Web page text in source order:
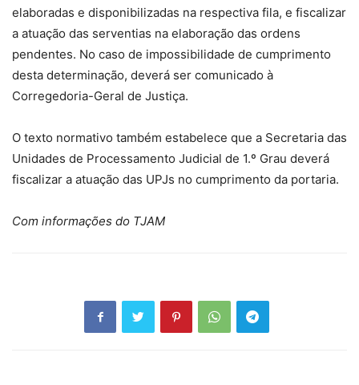
elaboradas e disponibilizadas na respectiva fila, e fiscalizar
a atuação das serventias na elaboração das ordens
pendentes. No caso de impossibilidade de cumprimento
desta determinação, deverá ser comunicado à
Corregedoria-Geral de Justiça.
O texto normativo também estabelece que a Secretaria das
Unidades de Processamento Judicial de 1.º Grau deverá
fiscalizar a atuação das UPJs no cumprimento da portaria.
Com informações do TJAM